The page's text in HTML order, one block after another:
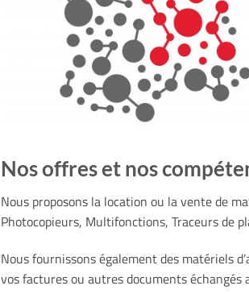
Nos offres et nos
Nous proposons la location ou la vente de
Photocopieurs, Multifonctions, Traceurs de
Nous fournissons également des matériels
vos factures ou autres documents